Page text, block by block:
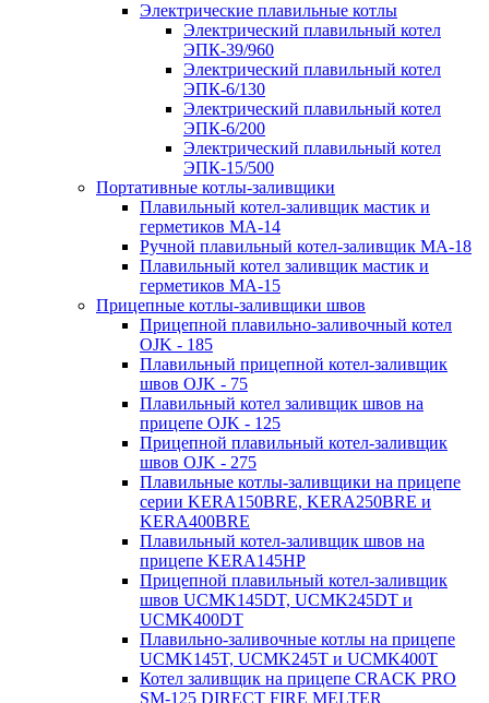
Электрические плавильные котлы
Электрический плавильный котел
ЭПК-39/960
Электрический плавильный котел
ЭПК-6/130
Электрический плавильный котел
ЭПК-6/200
Электрический плавильный котел
ЭПК-15/500
Портативные котлы-заливщики
Плавильный котел-заливщик мастик и
герметиков МА-14
Ручной плавильный котел-заливщик МА-18
Плавильный котел заливщик мастик и
герметиков МА-15
Прицепные котлы-заливщики швов
Прицепной плавильно-заливочный котел
OJK - 185
Плавильный прицепной котел-заливщик
швов OJK - 75
Плавильный котел заливщик швов на
прицепе OJK - 125
Прицепной плавильный котел-заливщик
швов OJK - 275
Плавильные котлы-заливщики на прицепе
серии KERA150BRE, KERA250BRE и
KERA400BRE
Плавильный котел-заливщик швов на
прицепе KERA145HP
Прицепной плавильный котел-заливщик
швов UCMK145DT, UCMK245DT и
UCMK400DT
Плавильно-заливочные котлы на прицепе
UCMK145T, UCMK245T и UCMK400T
Котел заливщик на прицепе CRACK PRO
SM-125 DIRECT FIRE MELTER